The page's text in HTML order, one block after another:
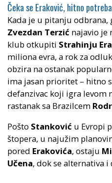
Čeka se Eraković, hitno
Kada je u pitanju
Zvezdan Terzić najavio je
klub otkupiti Strahinju
miliona evra, a rok za
obzira na ostanak
ima jasan prioritet – hitno
defanzivac koji igra levom
rastanak sa Brazilcem
Pošto Stanković u Evropi
štopera, u najužim
pored Erakovića, ostaju
Učena, dok se alternativa i